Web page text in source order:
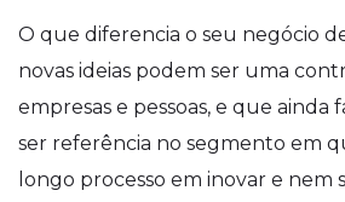
O que diferencia o seu negócio
novas ideias podem ser uma
empresas e pessoas, e que ainda
ser referência no segmento em
longo processo em inovar e nem